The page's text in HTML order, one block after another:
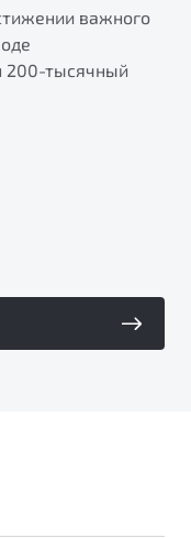
важного
200-тысячный